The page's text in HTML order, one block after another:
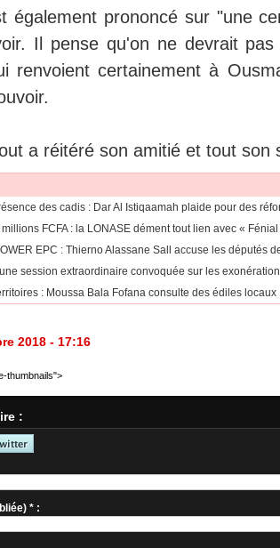
également prononcé sur "une
Il pense qu'on ne devrait
renvoient certainement à
a réitéré son amitié et tout son
des cadis : Dar Al Istiqaamah plaide pour des
FCFA : la LONASE dément tout lien avec «
EPC : Thierno Alassane Sall accuse les députés
session extraordinaire convoquée sur les
: Moussa Bala Fofana consulte des édiles locaux
2018 - 17:16
thumbnails">
:
* :